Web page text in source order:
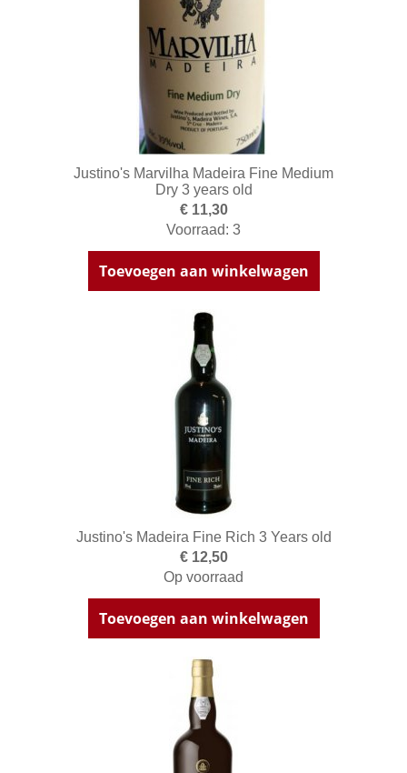
Justino's Marvilha Madeira Fine Medium
Dry 3 years old
€ 11,30
Voorraad: 3
Toevoegen aan winkelwagen
Justino's Madeira Fine Rich 3 Years old
€ 12,50
Op voorraad
Toevoegen aan winkelwagen